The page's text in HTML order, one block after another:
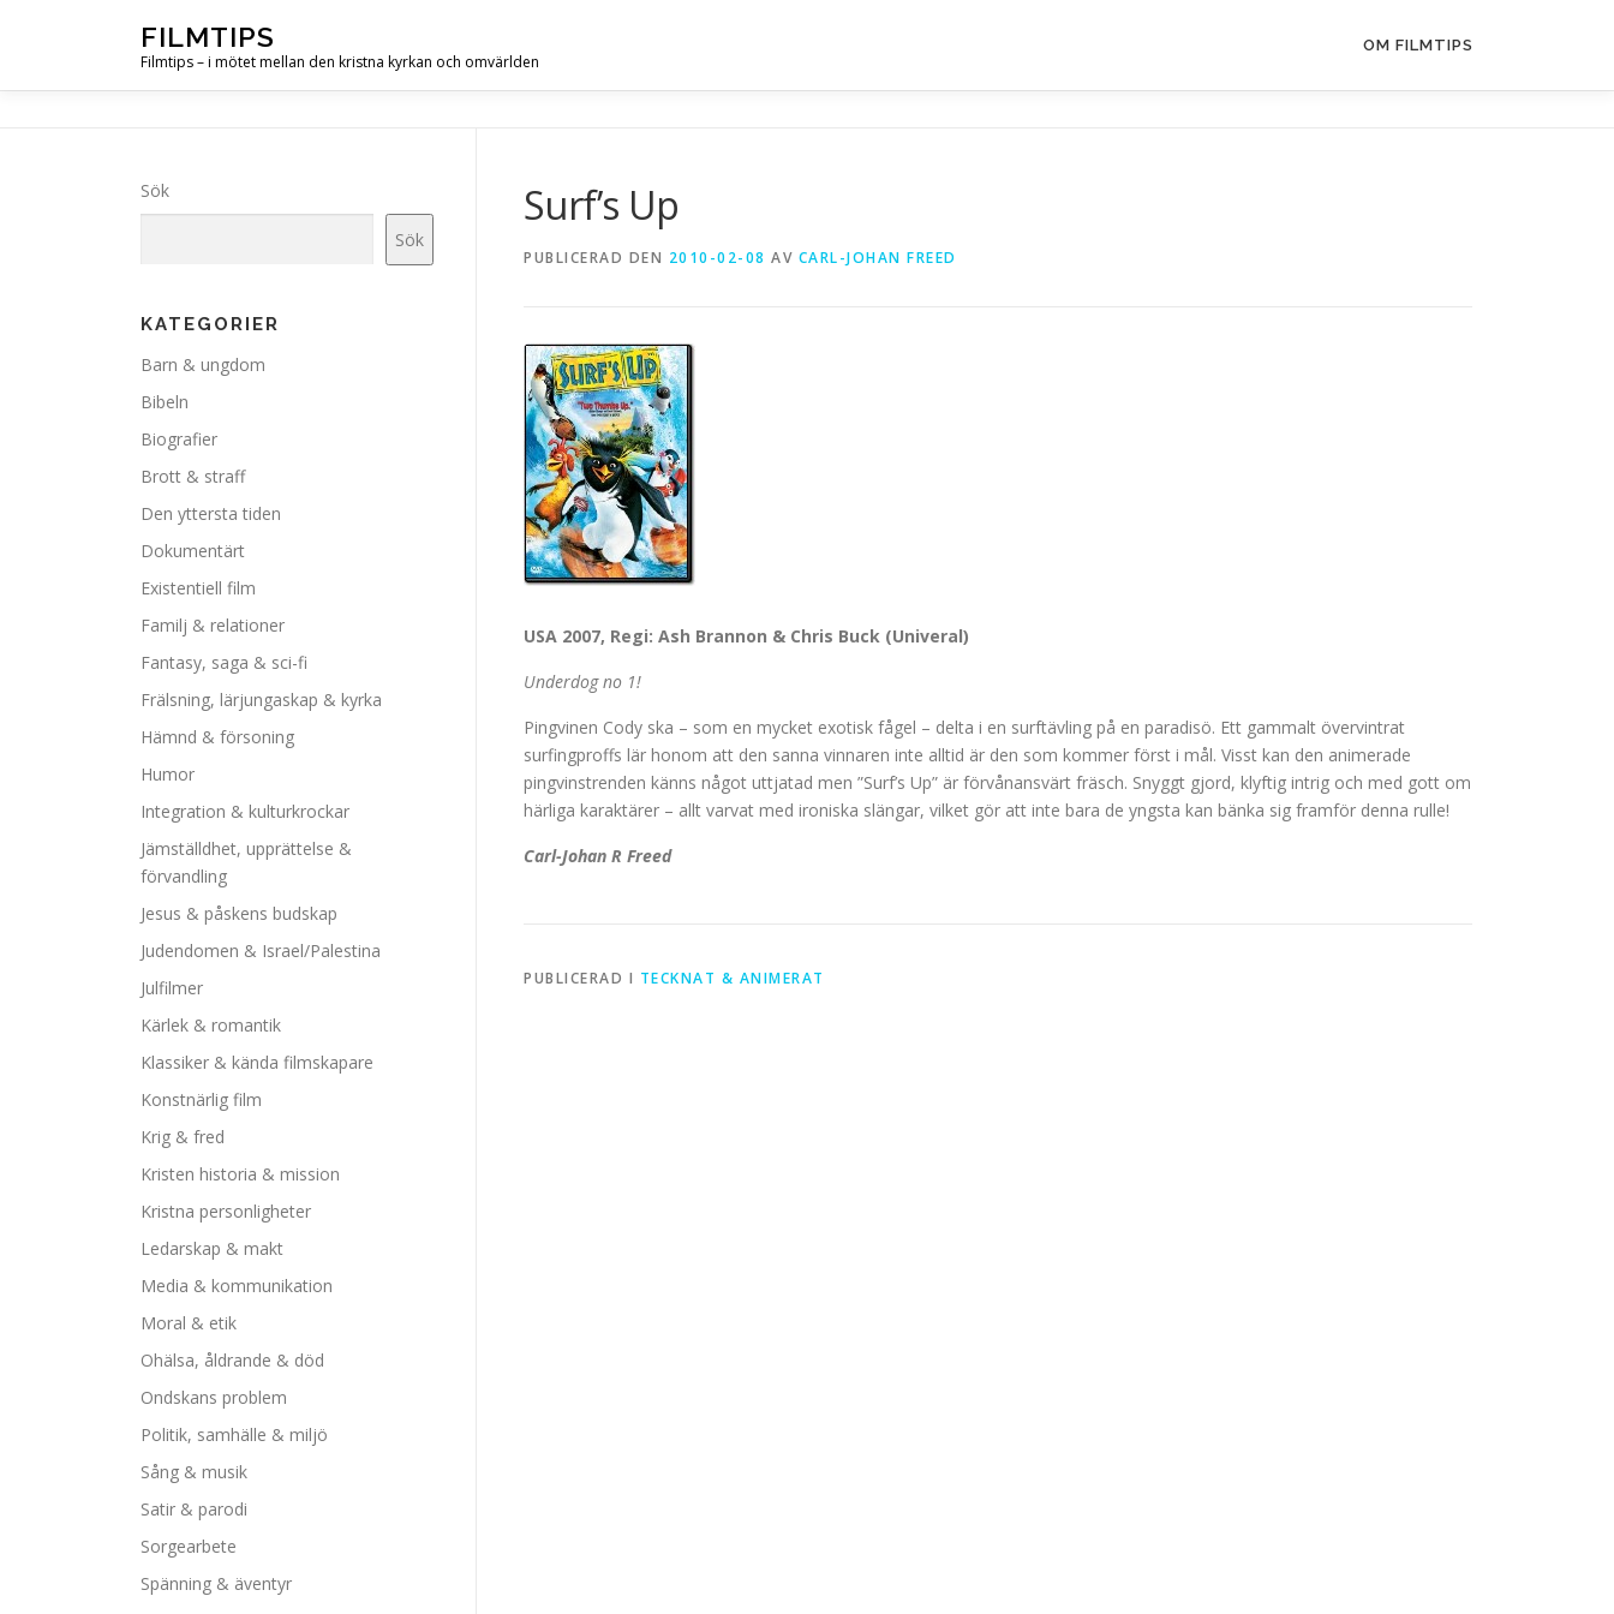
FILMTIPS
Filmtips – i mötet mellan den kristna kyrkan och omvärlden
OM FILMTIPS
Surf’s Up
PUBLICERAD DEN 2010-02-08 AV CARL-JOHAN FREED
USA 2007, Regi: Ash Brannon & Chris Buck (Univeral)
Underdog no 1!
Pingvinen Cody ska – som en mycket exotisk fågel – delta i en surftävling på en paradisö. Ett gammalt övervintrat
surfingproffs lär honom att den sanna vinnaren inte alltid är den som kommer först i mål. Visst kan den animerade
pingvinstrenden känns något uttjatad men ”Surf’s Up” är förvånansvärt fräsch. Snyggt gjord, klyftig intrig och med gott om
härliga karaktärer – allt varvat med ironiska slängar, vilket gör att inte bara de yngsta kan bänka sig framför denna rulle!
Carl-Johan R Freed
PUBLICERAD I TECKNAT & ANIMERAT
Sök
Sök
KATEGORIER
Barn & ungdom
Bibeln
Biografier
Brott & straff
Den yttersta tiden
Dokumentärt
Existentiell film
Familj & relationer
Fantasy, saga & sci-fi
Frälsning, lärjungaskap & kyrka
Hämnd & försoning
Humor
Integration & kulturkrockar
Jämställdhet, upprättelse &
förvandling
Jesus & påskens budskap
Judendomen & Israel/Palestina
Julfilmer
Kärlek & romantik
Klassiker & kända filmskapare
Konstnärlig film
Krig & fred
Kristen historia & mission
Kristna personligheter
Ledarskap & makt
Media & kommunikation
Moral & etik
Ohälsa, åldrande & död
Ondskans problem
Politik, samhälle & miljö
Sång & musik
Satir & parodi
Sorgearbete
Spänning & äventyr